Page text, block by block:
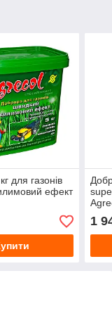
для газонів
ефект
1